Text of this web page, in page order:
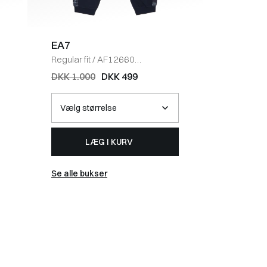
EA7
Regular fit/AF12660
Sweatpants
/NAVY
DKK 1.000 DKK 499
LÆG I KURV
Se alle bukser